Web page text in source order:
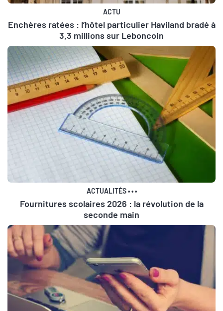
ACTU
Enchères ratées : l’hôtel particulier Haviland bradé à
3,3 millions sur Leboncoin
ACTUALITÉS•••
Fournitures scolaires 2026 : la révolution de la
seconde main